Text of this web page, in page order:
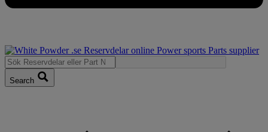
Search